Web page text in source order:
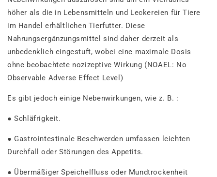
höher als die in Lebensmitteln und Leckereien für Tiere
im Handel erhältlichen Tierfutter. Diese
Nahrungsergänzungsmittel sind daher derzeit als
unbedenklich eingestuft, wobei eine maximale Dosis
ohne beobachtete nozizeptive Wirkung (NOAEL: No
Observable Adverse Effect Level)
Es gibt jedoch einige Nebenwirkungen, wie z. B. :
● Schläfrigkeit.
● Gastrointestinale Beschwerden umfassen leichten
Durchfall oder Störungen des Appetits.
● Übermäßiger Speichelfluss oder Mundtrockenheit